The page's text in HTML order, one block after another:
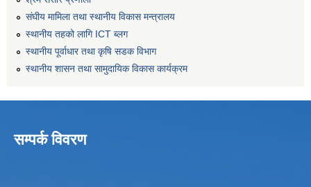
संघीय मामिला तथा स्थानीय विकास मन्त्रालय
स्थानीय तहको लागि ICT ब्लग
स्थानीय पूर्वाधार तथा कृषि सडक विभाग
स्थानीय शासन तथा सामुदायिक विकास कार्यक्रम
सम्पर्क विवरण